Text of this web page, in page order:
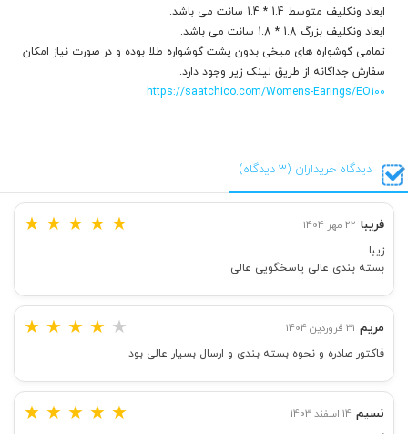
ابعاد ونکلیف متوسط 1.4 * 1.4 سانت می باشد.
ابعاد ونکلیف بزرگ 1.8 * 1.8 سانت می باشد.
تمامی گوشواره های میخی بدون پشت گوشواره طلا بوده و در صورت نیاز امکان
سفارش جداگانه از طریق لینک زیر وجود دارد.
https://saatchico.com/Womens-Earings/EO100
دیدگاه خریداران (3 دیدگاه)
فریبا 22 مهر 1404 ★ ★ ★ ★ ★
زیبا
بسته بندی عالی پاسخگویی عالی
مریم 31 فروردین 1404 ★ ★ ★ ★ ★
فاکتور صادره و نحوه بسته بندی و ارسال بسیار عالی بود
نسیم 14 اسفند 1403 ★ ★ ★ ★ ★